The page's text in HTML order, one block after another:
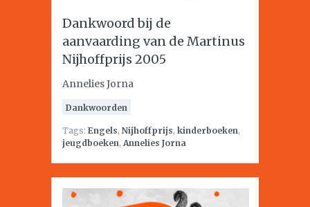
Dankwoord bij de
aanvaarding van de Martinus
Nijhoffprijs 2005
Annelies Jorna
Dankwoorden
Tags: Engels, Nijhoffprijs, kinderboeken,
jeugdboeken, Annelies Jorna